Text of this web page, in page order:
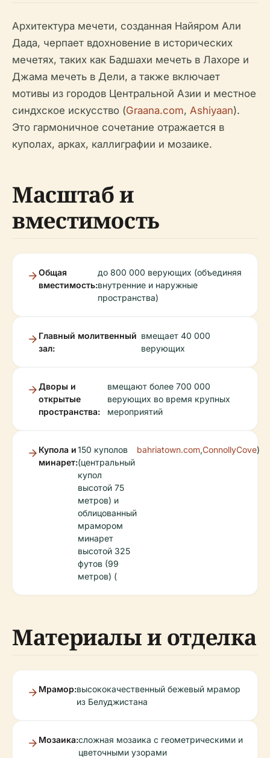
Архитектура мечети, созданная Найяром Али
Дада, черпает вдохновение в исторических
мечетях, таких как Бадшахи мечеть в Лахоре и
Джама мечеть в Дели, а также включает
мотивы из городов Центральной Азии и местное
синдхское искусство (Graana.com, Ashiyaan).
Это гармоничное сочетание отражается в
куполах, арках, каллиграфии и мозаике.
Масштаб и
вместимость
Общая
вместимость:
до 800 000 верующих (объединяя
внутренние и наружные
пространства)
Главный молитвенный
зал:
вмещает 40 000
верующих
Дворы и
открытые
пространства:
вмещают более 700 000
верующих во время крупных
мероприятий
Купола и
минарет:
150 куполов
(центральный
купол
высотой 75
метров) и
облицованный
мрамором
минарет
высотой 325
футов (99
метров) (
bahriatown.com,ConnollyCove)
Материалы и отделка
Мрамор:высококачественный бежевый мрамор
из Белуджистана
Мозаика:сложная мозаика с геометрическими и
цветочными узорами